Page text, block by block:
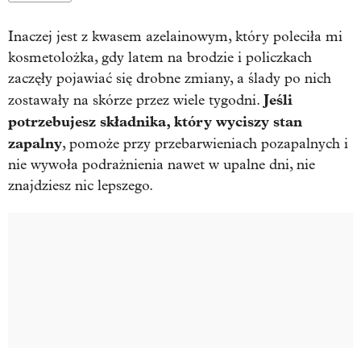
Inaczej jest z kwasem azelainowym, który poleciła mi
kosmetolożka, gdy latem na brodzie i policzkach
zaczęły pojawiać się drobne zmiany, a ślady po nich
zostawały na skórze przez wiele tygodni. Jeśli
potrzebujesz składnika, który wyciszy stan
zapalny, pomoże przy przebarwieniach pozapalnych i
nie wywoła podrażnienia nawet w upalne dni, nie
znajdziesz nic lepszego.